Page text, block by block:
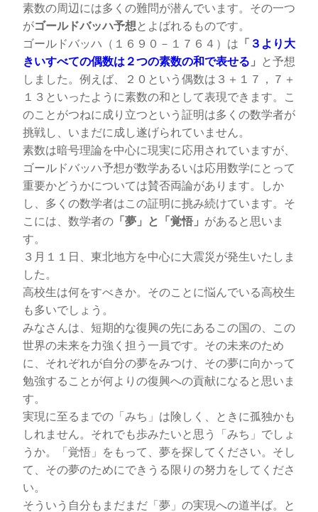
素数の周辺には多くの難問が潜んでいます。その一つ
がゴールドバッハ予想 とよばれるものです。
ゴールドバッハ（１６９０－１７６４）は 「 ３より大
きいすべての偶数は２つの素数の和で表せる 」
と予想
しました。例えば、２０という偶数は３＋１７，７＋
１３といったように素数の和として表現できます。こ
のことがつねに成り立つという証明は多くの数学者が
挑戦し、いまだに成し遂げられていません。
素数は暗号理論を中心に現実に応用されていますが、
ゴールドバッハ予想が数学あるいは応用数学にとって
重要かどうかについては賛否両論があります。しか
し、多くの数学者はこの証明に挑み続けています。そ
こには、数学者の 「夢」と「覚悟」 があると思いま
す。
３月１１日、東北地方を中心に大震災が発生いたしま
した。
高校生は何をすべきか。そのことに悩んでいる高校生
も多いでしょう。
みなさんは、短期的な復興の先にあるこの国の、この
世界の未来を力強く担う一員です。その未来のため
に、それぞれが自分の夢をみつけ、その夢に向かって
勉強することが何よりの復興への貢献になると思いま
す。
実現に至るまでの「みち」は険しく、ときに孤独かも
しれません。それでも歩みたいと思う「みち」でしょ
うか。「覚悟」をもって、夢を探してください。そし
て、その夢のためにできうる限りの努力をしてくださ
い。
そういう自分もまだまだ「夢」の実現への道半ば。と